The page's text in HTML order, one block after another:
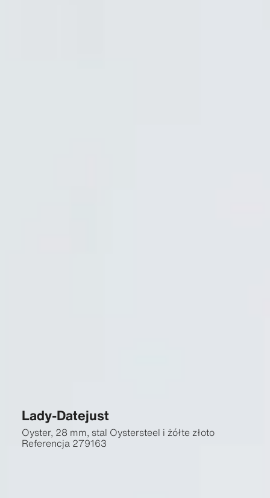
Lady-Datejust
Oyster, 28 mm, stal Oystersteel i żółte złoto
Referencja 279163